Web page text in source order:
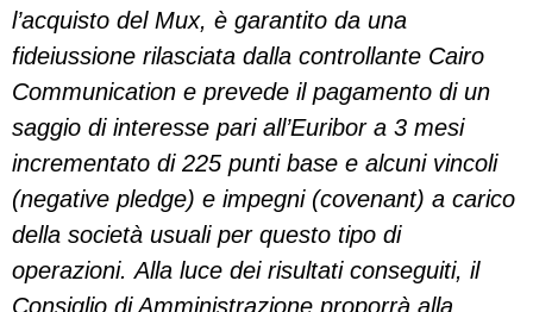
l’acquisto del Mux, è garantito da una
fideiussione rilasciata dalla controllante Cairo
Communication e prevede il pagamento di un
saggio di interesse pari all’Euribor a 3 mesi
incrementato di 225 punti base e alcuni vincoli
(negative pledge) e impegni (covenant) a carico
della società usuali per questo tipo di
operazioni. Alla luce dei risultati conseguiti, il
Consiglio di Amministrazione proporrà alla